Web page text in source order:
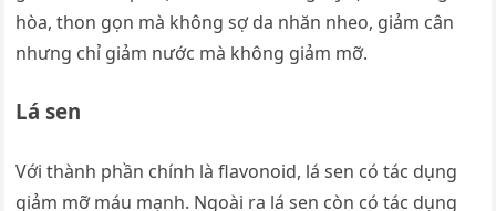
hòa, thon gọn mà không sợ da nhăn nheo, giảm cân
nhưng chỉ giảm nước mà không giảm mỡ.
Lá sen
Với thành phần chính là flavonoid, lá sen có tác dụng
giảm mỡ máu mạnh. Ngoài ra lá sen còn có tác dụng